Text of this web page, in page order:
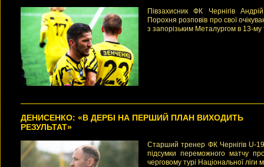
Півзахисник ФК Чернігів Андрій
Порохня розповів про свої
з запорізьким Металургом в 13-му
ДЕНИСЕНКО: «В ДЕРБІ НА ПЕРШИЙ ПЛАН ВИХОДИТЬ
РЕЗУЛЬТАТ»
Старший тренер ФК Чернігів U-
підсумки переможного матчу
черговому турі Національної ліги